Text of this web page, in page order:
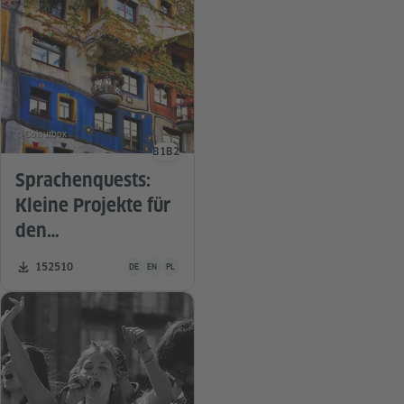
Sprachenquests:
Kleine Projekte für
den
Deutschunterricht
Zahl der Downloads:
152510 Unterrichtsmaterial ist in folgenden Sprachen verfügbar
DE EN PL
© Colourbox
Sprachniveau
B1 B2